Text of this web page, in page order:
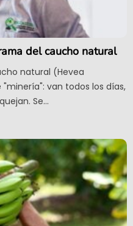
del caucho natural
natural (Hevea
van todos los días,
Se...